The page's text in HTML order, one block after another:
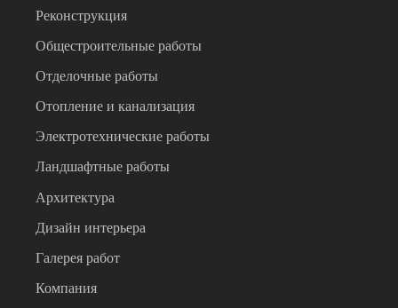
Реконструкция
Общестроительные работы
Отделочные работы
Отопление и канализация
Электротехнические работы
Ландшафтные работы
Архитектура
Дизайн интерьера
Галерея работ
Компания